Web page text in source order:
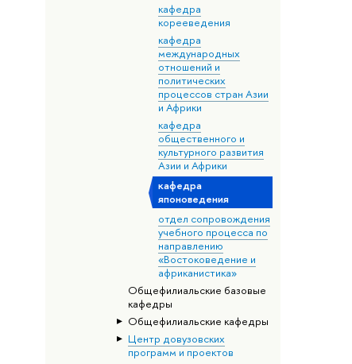
кафедра
корееведения
кафедра
международных
отношений и
политических
процессов стран Азии
и Африки
кафедра
общественного и
культурного развития
Азии и Африки
кафедра
японоведения
отдел сопровождения
учебного процесса по
направлению
«Востоковедение и
африканистика»
Общефилиальские базовые
кафедры
Общефилиальские кафедры
Центр довузовских
программ и проектов